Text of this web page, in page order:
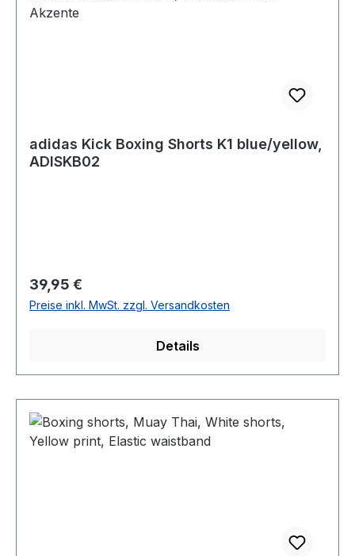
adidas Kick Boxing Shorts K1 blue/yellow,
ADISKB02
Regulärer Preis:
39,95 €
Preise inkl. MwSt. zzgl. Versandkosten
Details